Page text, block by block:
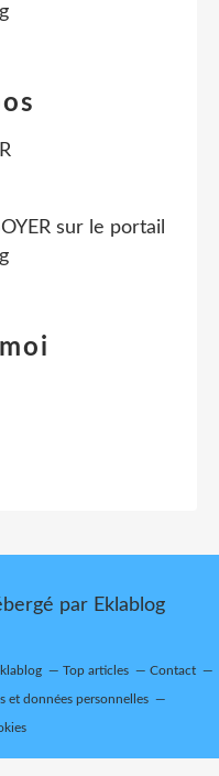
sur le portail
par Eklablog
Top articles Contact
et données personnelles